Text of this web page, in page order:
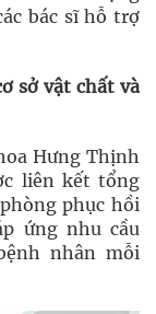
bác sĩ hỗ trợ
sở vật chất và
Hưng Thịnh
liên kết tổng
phục hồi
ứng nhu cầu
nhân mỗi